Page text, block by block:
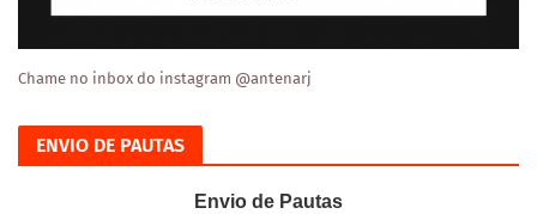
Chame no inbox do instagram @antenarj
ENVIO DE PAUTAS
Envio de Pautas